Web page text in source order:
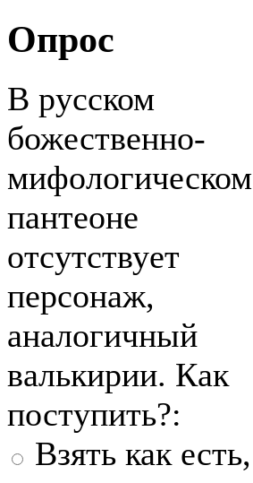
Опрос
В русском
божественно-
мифологическом
пантеоне
отсутствует
персонаж,
аналогичный
валькирии. Как
поступить?:
Взять как есть,